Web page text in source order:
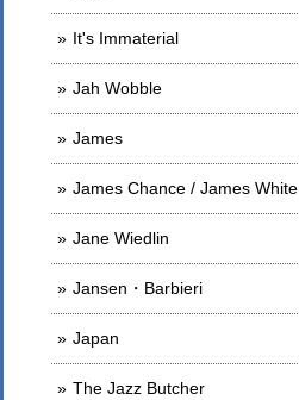
It's Immaterial
Jah Wobble
James
James Chance / James White
Jane Wiedlin
Jansen・Barbieri
Japan
The Jazz Butcher